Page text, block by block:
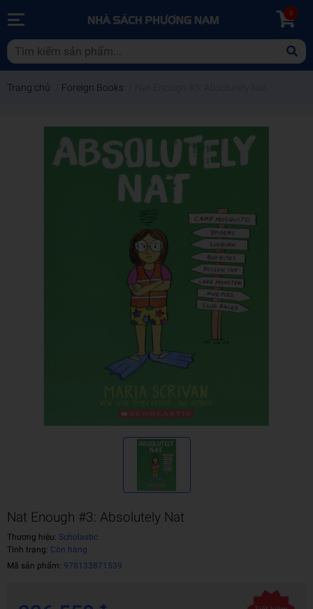
0
Trang chủ Foreign Books
Nat Enough #3: Absolutely Nat
Thương hiệu: Scholastic
Tình trạng: Còn hàng
Mã sản phẩm: 978133871539